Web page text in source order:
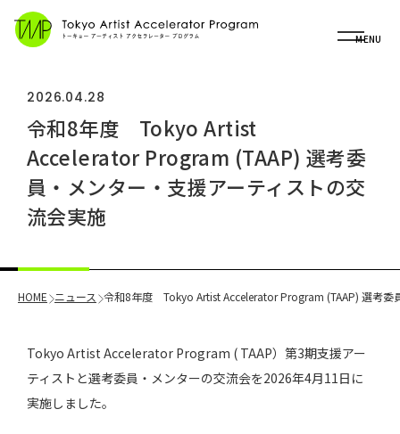
MENU
2026.04.28
令和8年度 Tokyo Artist
Accelerator Program (TAAP) 選考委
員・メンター・支援アーティストの交
流会実施
HOME ニュース 令和8年度 Tokyo Artist Accelerator Program (TAAP) 選考委
Tokyo Artist Accelerator Program ( TAAP）第3期支援アー
ティストと選考委員・メンターの交流会を2026年4月11日に
実施しました。